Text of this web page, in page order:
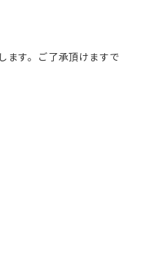
ます。ご了承頂けますで